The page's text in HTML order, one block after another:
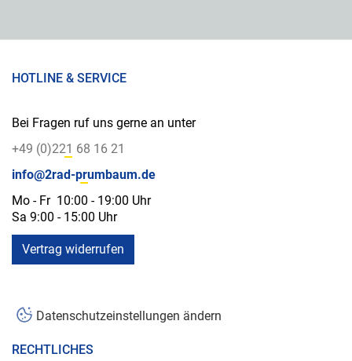
HOTLINE & SERVICE
Bei Fragen ruf uns gerne an unter
+49 (0)221 68 16 21
info@2rad-prumbaum.de
Mo - Fr 10:00 - 19:00 Uhr
Sa 9:00 - 15:00 Uhr
Vertrag widerrufen
Datenschutzeinstellungen ändern
RECHTLICHES